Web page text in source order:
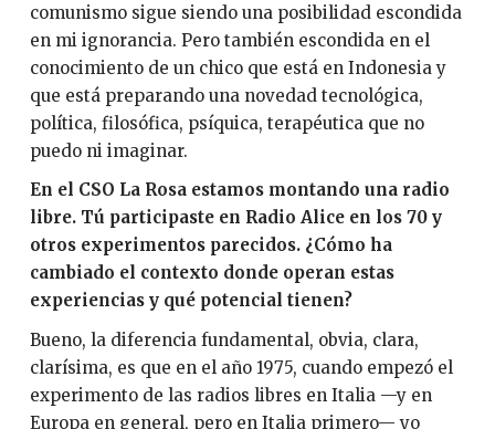
comunismo sigue siendo una posibilidad escondida
en mi ignorancia. Pero también escondida en el
conocimiento de un chico que está en Indonesia y
que está preparando una novedad tecnológica,
política, filosófica, psíquica, terapéutica que no
puedo ni imaginar.
En el CSO La Rosa estamos montando una radio
libre. Tú participaste en Radio Alice en los 70 y
otros experimentos parecidos. ¿Cómo ha
cambiado el contexto donde operan estas
experiencias y qué potencial tienen?
Bueno, la diferencia fundamental, obvia, clara,
clarísima, es que en el año 1975, cuando empezó el
experimento de las radios libres en Italia —y en
Europa en general, pero en Italia primero— yo